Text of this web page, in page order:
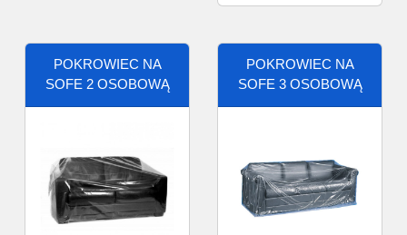
POKROWIEC NA
SOFE 2 OSOBOWĄ
POKROWIEC NA
SOFE 3 OSOBOWĄ